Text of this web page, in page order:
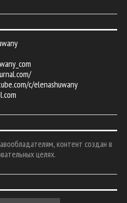
c/elenashuwany
контент создан в
целях.